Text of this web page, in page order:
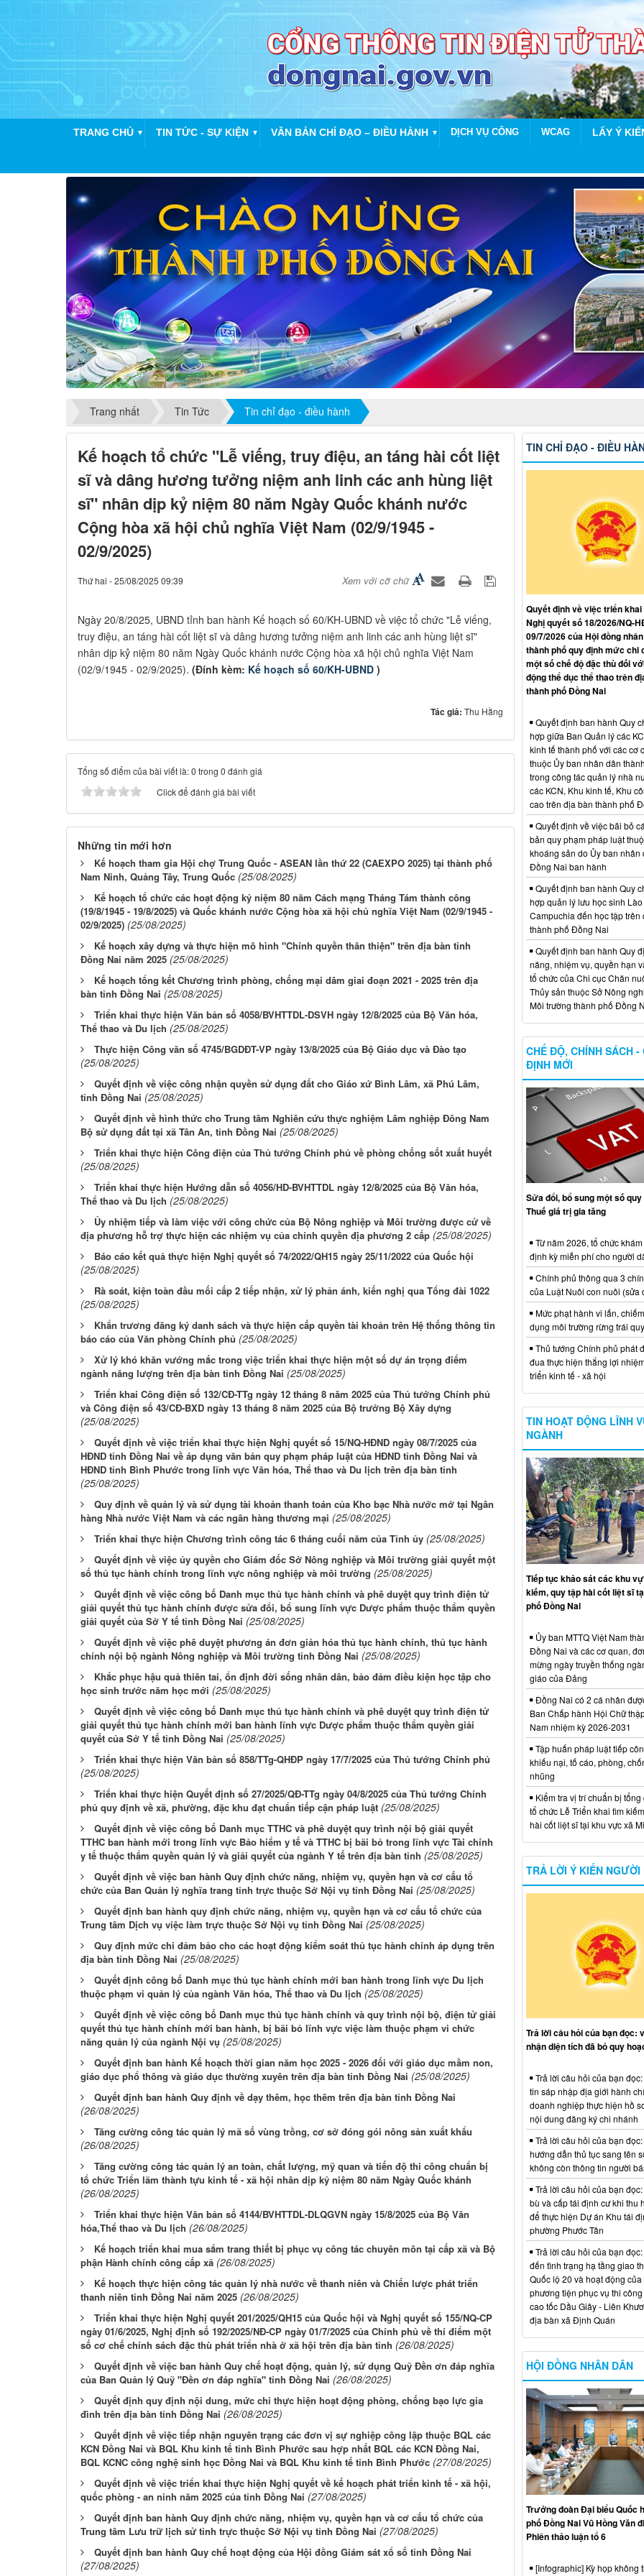
TRANG CHỦ ▼ TIN TỨC - SỰ KIỆN ▼ VĂN BẢN CHỈ ĐẠO – ĐIỀU HÀNH ▼ DỊCH VỤ CÔNG WCAG LẤY Ý
Trang nhất Tin Tức Tin chỉ đạo - điều hành
Kế hoạch tổ chức "Lễ viếng, truy điệu, an táng hài cốt liệt
sĩ và dâng hương tưởng niệm anh linh các anh hùng liệt
sĩ" nhân dịp kỷ niệm 80 năm Ngày Quốc khánh nước
Cộng hòa xã hội chủ nghĩa Việt Nam (02/9/1945 -
02/9/2025)
Thứ hai - 25/08/2025 09:39 Xem với cỡ chữ
Ngày 20/8/2025, UBND tỉnh ban hành Kế hoạch số 60/KH-UBND về việc tổ chức "Lễ viếng,
truy điệu, an táng hài cốt liệt sĩ và dâng hương tưởng niệm anh linh các anh hùng liệt sĩ"
nhân dịp kỷ niệm 80 năm Ngày Quốc khánh nước Cộng hòa xã hội chủ nghĩa Việt Nam
(02/9/1945 - 02/9/2025). (Đính kèm: Kế hoạch số 60/KH-UBND )
Tác giả: Thu Hằng
Tổng số điểm của bài viết là: 0 trong 0 đánh giá
Click để đánh giá bài viết
Những tin mới hơn
Kế hoạch tham gia Hội chợ Trung Quốc - ASEAN lần thứ 22 (CAEXPO 2025) tại thành phố
Nam Ninh, Quảng Tây, Trung Quốc (25/08/2025)
Kế hoạch tổ chức các hoạt động kỷ niệm 80 năm Cách mạng Tháng Tám thành công
(19/8/1945 - 19/8/2025) và Quốc khánh nước Cộng hòa xã hội chủ nghĩa Việt Nam (02/9/1945 -
02/9/2025) (25/08/2025)
Kế hoạch xây dựng và thực hiện mô hình "Chính quyền thân thiện" trên địa bàn tỉnh
Đồng Nai năm 2025 (25/08/2025)
Kế hoạch tổng kết Chương trình phòng, chống mại dâm giai đoạn 2021 - 2025 trên địa
bàn tỉnh Đồng Nai (25/08/2025)
Triển khai thực hiện Văn bản số 4058/BVHTTDL-DSVH ngày 12/8/2025 của Bộ Văn hóa,
Thể thao và Du lịch (25/08/2025)
Thực hiện Công văn số 4745/BGDĐT-VP ngày 13/8/2025 của Bộ Giáo dục và Đào tạo
(25/08/2025)
Quyết định về việc công nhận quyền sử dụng đất cho Giáo xứ Bình Lâm, xã Phú Lâm,
tỉnh Đồng Nai (25/08/2025)
Quyết định về hình thức cho Trung tâm Nghiên cứu thực nghiệm Lâm nghiệp Đông Nam
Bộ sử dụng đất tại xã Tân An, tỉnh Đồng Nai (25/08/2025)
Triển khai thực hiện Công điện của Thủ tướng Chính phủ về phòng chống sốt xuất huyết
(25/08/2025)
Triển khai thực hiện Hướng dẫn số 4056/HD-BVHTTDL ngày 12/8/2025 của Bộ Văn hóa,
Thể thao và Du lịch (25/08/2025)
Ủy nhiệm tiếp và làm việc với công chức của Bộ Nông nghiệp và Môi trường được cử về
địa phương hỗ trợ thực hiện các nhiệm vụ của chính quyền địa phương 2 cấp (25/08/2025)
Báo cáo kết quả thực hiện Nghị quyết số 74/2022/QH15 ngày 25/11/2022 của Quốc hội
(25/08/2025)
Rà soát, kiện toàn đầu mối cấp 2 tiếp nhận, xử lý phản ánh, kiến nghị qua Tổng đài 1022
(25/08/2025)
Khẩn trương đăng ký danh sách và thực hiện cấp quyền tài khoản trên Hệ thống thông tin
báo cáo của Văn phòng Chính phủ (25/08/2025)
Xử lý khó khăn vướng mắc trong việc triển khai thực hiện một số dự án trọng điểm
ngành năng lượng trên địa bàn tỉnh Đồng Nai (25/08/2025)
Triển khai Công điện số 132/CĐ-TTg ngày 12 tháng 8 năm 2025 của Thủ tướng Chính phủ
và Công điện số 43/CĐ-BXD ngày 13 tháng 8 năm 2025 của Bộ trưởng Bộ Xây dựng
(25/08/2025)
Quyết định về việc triển khai thực hiện Nghị quyết số 15/NQ-HĐND ngày 08/7/2025 của
HĐND tỉnh Đồng Nai về áp dụng văn bản quy phạm pháp luật của HĐND tỉnh Đồng Nai và
HĐND tỉnh Bình Phước trong lĩnh vực Văn hóa, Thể thao và Du lịch trên địa bàn tỉnh
(25/08/2025)
Quy định về quản lý và sử dụng tài khoản thanh toán của Kho bạc Nhà nước mở tại Ngân
hàng Nhà nước Việt Nam và các ngân hàng thương mại (25/08/2025)
Triển khai thực hiện Chương trình công tác 6 tháng cuối năm của Tỉnh ủy (25/08/2025)
Quyết định về việc ủy quyền cho Giám đốc Sở Nông nghiệp và Môi trường giải quyết một
số thủ tục hành chính trong lĩnh vực nông nghiệp và môi trường (25/08/2025)
Quyết định về việc công bố Danh mục thủ tục hành chính và phê duyệt quy trình điện tử
giải quyết thủ tục hành chính được sửa đổi, bổ sung lĩnh vực Dược phẩm thuộc thẩm quyền
giải quyết của Sở Y tế tỉnh Đồng Nai (25/08/2025)
Quyết định về việc phê duyệt phương án đơn giản hóa thủ tục hành chính, thủ tục hành
chính nội bộ ngành Nông nghiệp và Môi trường tỉnh Đồng Nai (25/08/2025)
Khắc phục hậu quả thiên tai, ổn định đời sống nhân dân, bảo đảm điều kiện học tập cho
học sinh trước năm học mới (25/08/2025)
Quyết định về việc công bố Danh mục thủ tục hành chính và phê duyệt quy trình điện tử
giải quyết thủ tục hành chính mới ban hành lĩnh vực Dược phẩm thuộc thẩm quyền giải
quyết của Sở Y tế tỉnh Đồng Nai (25/08/2025)
Triển khai thực hiện Văn bản số 858/TTg-QHĐP ngày 17/7/2025 của Thủ tướng Chính phủ
(25/08/2025)
Triển khai thực hiện Quyết định số 27/2025/QĐ-TTg ngày 04/8/2025 của Thủ tướng Chính
phủ quy định về xã, phường, đặc khu đạt chuẩn tiếp cận pháp luật (25/08/2025)
Quyết định về việc công bố Danh mục TTHC và phê duyệt quy trình nội bộ giải quyết
TTHC ban hành mới trong lĩnh vực Bảo hiểm y tế và TTHC bị bãi bỏ trong lĩnh vực Tài chính
y tế thuộc thẩm quyền quản lý và giải quyết của ngành Y tế trên địa bàn tỉnh (25/08/2025)
Quyết định về việc ban hành Quy định chức năng, nhiệm vụ, quyền hạn và cơ cấu tổ
chức của Ban Quản lý nghĩa trang tỉnh trực thuộc Sở Nội vụ tỉnh Đồng Nai (25/08/2025)
Quyết định ban hành quy định chức năng, nhiệm vụ, quyền hạn và cơ cấu tổ chức của
Trung tâm Dịch vụ việc làm trực thuộc Sở Nội vụ tỉnh Đồng Nai (25/08/2025)
Quy định mức chi đảm bảo cho các hoạt động kiểm soát thủ tục hành chính áp dụng trên
địa bàn tỉnh Đồng Nai (25/08/2025)
Quyết định công bố Danh mục thủ tục hành chính mới ban hành trong lĩnh vực Du lịch
thuộc phạm vi quản lý của ngành Văn hóa, Thể thao và Du lịch (25/08/2025)
Quyết định về việc công bố Danh mục thủ tục hành chính và quy trình nội bộ, điện tử giải
quyết thủ tục hành chính mới ban hành, bị bãi bỏ lĩnh vực việc làm thuộc phạm vi chức
năng quản lý của ngành Nội vụ (25/08/2025)
Quyết định ban hành Kế hoạch thời gian năm học 2025 - 2026 đối với giáo dục mầm non,
giáo dục phổ thông và giáo dục thường xuyên trên địa bàn tỉnh Đồng Nai (25/08/2025)
Quyết định ban hành Quy định về dạy thêm, học thêm trên địa bàn tỉnh Đồng Nai
(26/08/2025)
Tăng cường công tác quản lý mã số vùng trồng, cơ sở đóng gói nông sản xuất khẩu
(26/08/2025)
Tăng cường công tác quản lý an toàn, chất lượng, mỹ quan và tiến độ thi công chuẩn bị
tổ chức Triển lãm thành tựu kinh tế - xã hội nhân dịp kỷ niệm 80 năm Ngày Quốc khánh
(26/08/2025)
Triển khai thực hiện Văn bản số 4144/BVHTTDL-DLQGVN ngày 15/8/2025 của Bộ Văn
hóa,Thể thao và Du lịch (26/08/2025)
Kế hoạch triển khai mua sắm trang thiết bị phục vụ công tác chuyên môn tại cấp xã và Bộ
phận Hành chính công cấp xã (26/08/2025)
Kế hoạch thực hiện công tác quản lý nhà nước về thanh niên và Chiến lược phát triển
thanh niên tỉnh Đồng Nai năm 2025 (26/08/2025)
Triển khai thực hiện Nghị quyết 201/2025/QH15 của Quốc hội và Nghị quyết số 155/NQ-CP
ngày 01/6/2025, Nghị định số 192/2025/NĐ-CP ngày 01/7/2025 của Chính phủ về thí điểm một
số cơ chế chính sách đặc thù phát triển nhà ở xã hội trên địa bàn tỉnh (26/08/2025)
Quyết định về việc ban hành Quy chế hoạt động, quản lý, sử dụng Quỹ Đền ơn đáp nghĩa
của Ban Quản lý Quỹ "Đền ơn đáp nghĩa" tỉnh Đồng Nai (26/08/2025)
Quyết định quy định nội dung, mức chi thực hiện hoạt động phòng, chống bạo lực gia
đình trên địa bàn tỉnh Đồng Nai (26/08/2025)
Quyết định về việc tiếp nhận nguyên trạng các đơn vị sự nghiệp công lập thuộc BQL các
KCN Đồng Nai và BQL Khu kinh tế tỉnh Bình Phước sau hợp nhất BQL các KCN Đồng Nai,
BQL KCNC công nghệ sinh học Đồng Nai và BQL Khu kinh tế tỉnh Bình Phước (27/08/2025)
Quyết định về việc triển khai thực hiện Nghị quyết về kế hoạch phát triển kinh tế - xã hội,
quốc phòng - an ninh năm 2025 của tỉnh Đồng Nai (27/08/2025)
Quyết định ban hành Quy định chức năng, nhiệm vụ, quyền hạn và cơ cấu tổ chức của
Trung tâm Lưu trữ lịch sử tỉnh trực thuộc Sở Nội vụ tỉnh Đồng Nai (27/08/2025)
Quyết định ban hành Quy chế hoạt động của Hội đồng Giám sát xổ số tỉnh Đồng Nai
(27/08/2025)
TIN CHỈ ĐẠO - ĐIỀU
Quyết định về việc triển
Nghị quyết số 18/2026/NQ-
09/7/2026 của Hội đồng
thành phố quy định mức chi
một số chế độ đặc thù đối
động thể dục thể thao trên
thành phố Đồng Nai
Quyết định ban hành Quy
hợp giữa Ban Quản lý các
kinh tế thành phố với các cơ
thuộc Ủy ban nhân dân
trong công tác quản lý nhà
các KCN, Khu kinh tế, Khu
cao trên địa bàn thành phố
Quyết định về việc bãi bỏ
bản quy phạm pháp luật
khoáng sản do Ủy ban nhân
Đồng Nai ban hành
Quyết định ban hành Quy
hợp quản lý lưu học sinh Lào
Campuchia đến học tập trên
thành phố Đồng Nai
Quyết định ban hành Quy
năng, nhiệm vụ, quyền hạn
tổ chức của Chi cục Chăn
Thủy sản thuộc Sở Nông
Môi trường thành phố Đồng
CHẾ ĐỘ, CHÍNH SÁCH -
ĐỊNH MỚI
Sửa đổi, bổ sung một số
Thuế giá trị gia tăng
Từ năm 2026, tổ chức
định kỳ miễn phí cho người
Chính phủ thông qua 3
của Luật Nuôi con nuôi (sửa
Mức phạt hành vi lấn,
dụng môi trường rừng trái
Thủ tướng Chính phủ phát
đua thực hiện thắng lợi
triển kinh tế - xã hội
TIN HOẠT ĐỘNG LĨNH
NGÀNH
Tiếp tục khảo sát các khu
kiếm, quy tập hài cốt liệt sĩ
phố Đồng Nai
Ủy ban MTTQ Việt Nam
Đồng Nai và các cơ quan,
mừng ngày truyền thống
giáo của Đảng
Đồng Nai có 2 cá nhân
Ban Chấp hành Hội Chữ
Nam nhiệm kỳ 2026-2031
Tập huấn pháp luật tiếp
khiếu nại, tố cáo, phòng,
nhũng
Kiểm tra vị trí chuẩn bị tổng
tổ chức Lễ Triển khai tìm
hài cốt liệt sĩ tại khu vực xã
TRẢ LỜI Ý KIẾN NGƯỜI
Trả lời câu hỏi của bạn đọc:
nhận diện tích đã bỏ quy
Trả lời câu hỏi của bạn
tin sáp nhập địa giới hành
doanh nghiệp thực hiện hồ
nội dung đăng ký chi nhánh
Trả lời câu hỏi của bạn
hướng dẫn thủ tục sang tên
không còn thông tin người
Trả lời câu hỏi của bạn
bù và cấp tái định cư khi thu
để thực hiện Dự án Khu tái
phường Phước Tân
Trả lời câu hỏi của bạn
đến tình trạng hạ tầng giao
Quốc lộ 20 và hoạt động của
phương tiện phục vụ thi
cao tốc Dầu Giây - Liên
địa bàn xã Định Quán
HỘI ĐỒNG NHÂN DÂN
Trưởng đoàn Đại biểu Quốc
phố Đồng Nai Vũ Hồng Văn
Phiên thảo luận tổ 6
[Infographic] Kỳ họp không